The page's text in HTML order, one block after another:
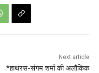
Next article
*हाथरस-संगम शर्मा की अलौकिक